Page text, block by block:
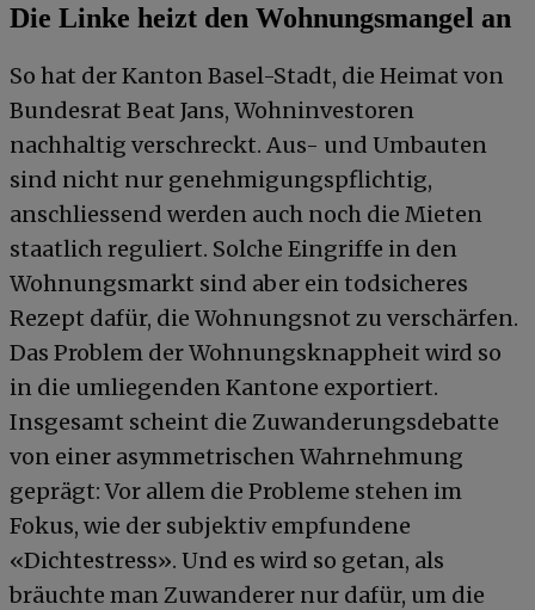
Die Linke heizt den Wohnungsmangel an
So hat der Kanton Basel-Stadt, die Heimat von
Bundesrat Beat Jans, Wohninvestoren
nachhaltig verschreckt. Aus- und Umbauten
sind nicht nur genehmigungspflichtig,
anschliessend werden auch noch die Mieten
staatlich reguliert. Solche Eingriffe in den
Wohnungsmarkt sind aber ein todsicheres
Rezept dafür, die Wohnungsnot zu verschärfen.
Das Problem der Wohnungsknappheit wird so
in die umliegenden Kantone exportiert.
Insgesamt scheint die Zuwanderungsdebatte
von einer asymmetrischen Wahrnehmung
geprägt: Vor allem die Probleme stehen im
Fokus, wie der subjektiv empfundene
«Dichtestress». Und es wird so getan, als
bräuchte man Zuwanderer nur dafür, um die